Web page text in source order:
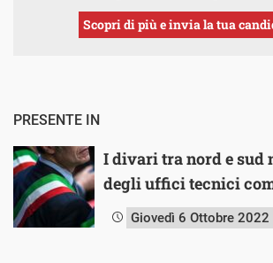
Scopri di più e invia la tua
PRESENTE IN
I divari tra nord e sud
degli uffici tecnici
Giovedì 6 Ottobre 2022